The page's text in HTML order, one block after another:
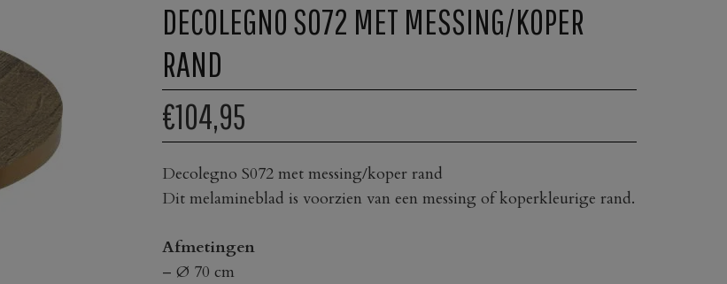
DECOLEGNO S072 MET MESSING/KOPER
RAND
€104,95
Decolegno S072 met messing/koper rand
Dit melamineblad is voorzien van een messing of koperkleurige rand.
Afmetingen
– Ø 70 cm